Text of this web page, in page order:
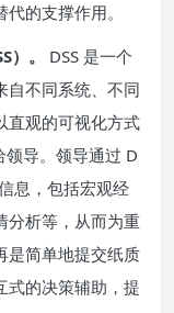
的支撑作用。
。
DSS 是一个
自不同系统、不同
直观的可视化方式
领导。领导通过 D
息，包括宏观经
分析等，从而为重
是简单地提交纸质
式的决策辅助，提